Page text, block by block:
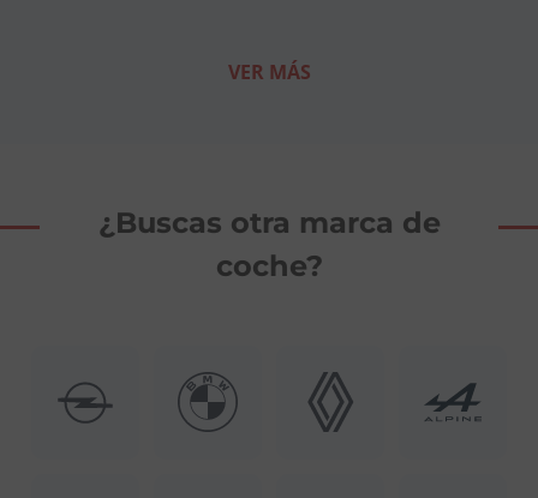
VER MÁS
¿Buscas otra marca de
coche?